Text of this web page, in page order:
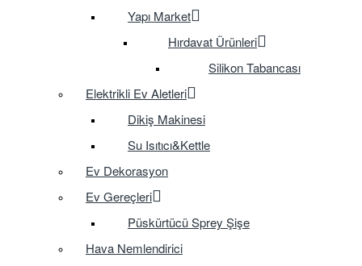
Yapı Market
Hırdavat Ürünleri
Silikon Tabancası
Elektrikli Ev Aletleri
Dikiş Makinesi
Su Isıtıcı&Kettle
Ev Dekorasyon
Ev Gereçleri
Püskürtücü Sprey Şişe
Hava Nemlendirici